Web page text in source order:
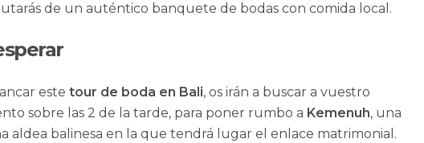
de un auténtico banquete de bodas con comida local.
este tour de boda en Bali, os irán a buscar a vuestro
sobre las 2 de la tarde, para poner rumbo a Kemenuh, una
aldea balinesa en la que tendrá lugar el enlace matrimonial.